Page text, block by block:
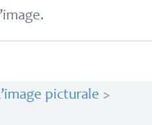
picturale >